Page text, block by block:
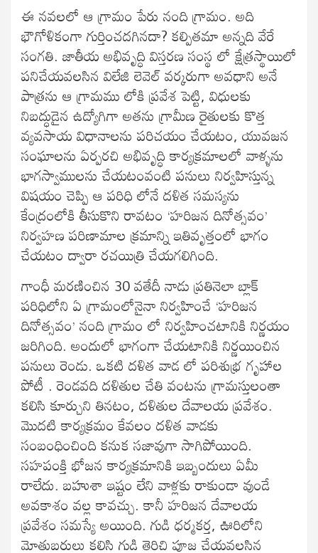
ఈ నవలలో ఆ గ్రామం పేరు నంది గ్రామం. అది
భౌగోళికంగా గుర్తించదగినదా? కల్పితమా అన్నది వేరే
సంగతి. జాతీయ అభివృద్ధి విస్తరణ సంస్థ లో క్షేత్రస్థాయిలో
పనిచేయవలసిన విలేజి లెవెల్ వర్కరుగా అవధాని అనే
పాత్రను ఆ గ్రామము లోకి ప్రవేశ పెట్టి, విధులకు
నిబద్ధుడైన ఉద్యోగిగా అతను గ్రామీణ రైతులకు కొత్త
వ్యవసాయ విధానాలను పరిచయం చేయటం, యువజన
సంఘాలను ఏర్పరచి అభివృద్ధి కార్యక్రమాలలో వాళ్ళను
భాగస్వాములను చేయటంవంటి పనులు నిర్వహిస్తున్న
విషయం చెప్పి ఆ పరిధి లోనే దళిత సమస్యను
కేంద్రంలోకి తీసుకొని రావటం ‘హరిజన దినోత్సవం’
నిర్వహణ పరిణామాల క్రమాన్ని ఇతివృత్తంలో భాగం
చేయటం ద్వారా రచయిత్రి చేయగలిగింది.
గాంధీ మరణించిన 30 వతేదీ నాడు ప్రతినెలా బ్లాక్
పరిధిలోని ఏ గ్రామంలోనైనా నిర్వహించే ‘హరిజన
దినోత్సవం’ నంది గ్రామం లో నిర్వహించటానికి నిర్ణయం
జరిగింది. అందులో భాగంగా చేయటానికి నిర్ణయించిన
పనులు రెండు. ఒకటి దళిత వాడ లో పరిశుభ్ర గృహాల
పోటీ . రెండవది దళితుల చేతి వంటను గ్రామస్తులంతా
కలిసి కూర్చుని తినటం, దళితుల దేవాలయ ప్రవేశం.
మొదటి కార్యక్రమం కేవలం దళిత వాడకు
సంబంధించింది కనుక సజావుగా సాగిపోయింది.
సహపంక్తి భోజన కార్యక్రమానికి ఇబ్బందులు ఏమీ
రాలేదు. బహుశా ఇష్టం లేని వాళ్లకు రాకుండా వుండే
అవకాశం వల్ల కావచ్చు. కానీ హరిజన దేవాలయ
ప్రవేశం సమస్యే అయింది. గుడి ధర్మకర్త, ఊరిలోని
మోతుబరులు కలిసి గుడి తెరిచి పూజ చేయవలసిన